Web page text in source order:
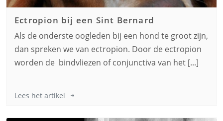
Ectropion bij een Sint Bernard
Als de onderste oogleden bij een hond te groot zijn,
dan spreken we van ectropion. Door de ectropion
worden de bindvliezen of conjunctiva van het [...]
Lees het artikel